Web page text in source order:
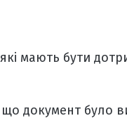
мають бути
документ було